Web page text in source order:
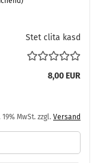
Stet clita kasd
8,00 EUR
MwSt. zzgl. Versand